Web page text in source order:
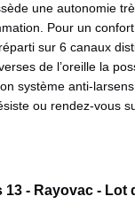
une autonomie
Pour un
sur 6 canaux
de l’oreille la
système anti-
ou rendez-vous
- Rayovac - Lot